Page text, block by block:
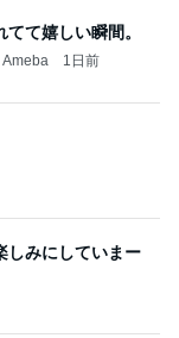
て嬉しい瞬間。
1日前
しみにしていまー